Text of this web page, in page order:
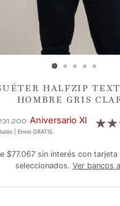
HALFZIP
HOMBRE GRIS
Aniversario XI
| Envío GRATIS.
$77.067 sin interés con
seleccionados. Ver bancos